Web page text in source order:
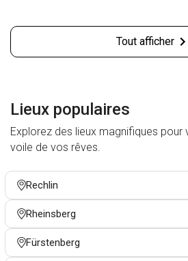
Tout afficher
Lieux populaires
Explorez des lieux magnifiques pour
voile de vos rêves.
Rechlin
Rheinsberg
Fürstenberg